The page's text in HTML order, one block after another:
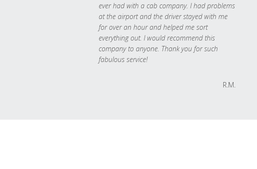
ever had with a cab company. I had problems
at the airport and the driver stayed with me
for over an hour and helped me sort
everything out. I would recommend this
company to anyone. Thank you for such
fabulous service!
R.M.